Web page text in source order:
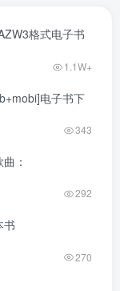
格式电子书
1.1W+
电子书下
343
：
292
书
270